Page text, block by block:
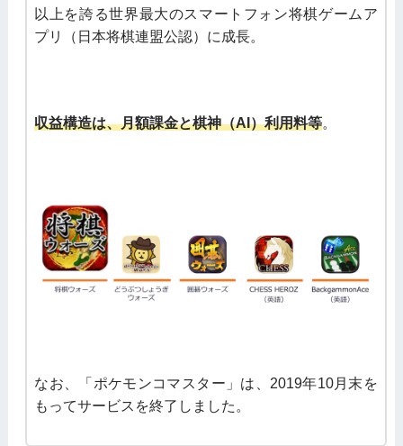
以上を誇る世界最大のスマートフォン将棋ゲームア
プリ（日本将棋連盟公認）に成長。
収益構造は、月額課金と棋神（AI）利用料等。
なお、「ポケモンコマスター」は、2019年10月末を
もってサービスを終了しました。